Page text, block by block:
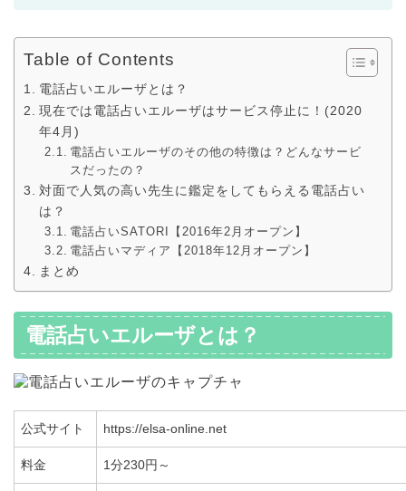
Table of Contents
電話占いエルーザとは？
現在では電話占いエルーザはサービス停止に！(2020
年4月)
電話占いエルーザのその他の特徴は？どんなサービ
スだったの？
対面で人気の高い先生に鑑定をしてもらえる電話占い
は？
電話占いSATORI【2016年2月オープン】
電話占いマディア【2018年12月オープン】
まとめ
電話占いエルーザとは？
公式サイト https://elsa-online.net
料金 1分230円～